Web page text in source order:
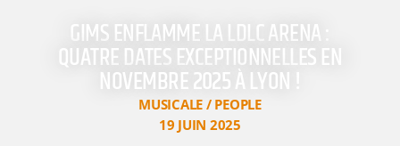
GIMS ENFLAMME LA LDLC ARENA :
QUATRE DATES EXCEPTIONNELLES EN
NOVEMBRE 2025 À LYON !
MUSICALE / PEOPLE
19 JUIN 2025